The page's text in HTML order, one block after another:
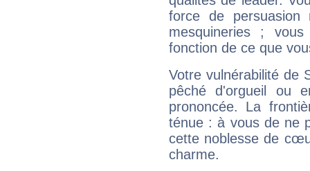
force de
mesquineries ;
fonction de ce que
Votre vulnérabilité de
pêché d'orgueil ou
prononcée. La
ténue : à vous de ne
cette noblesse de
charme.